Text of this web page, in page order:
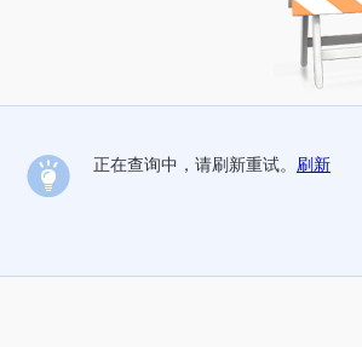
正在查询中，请刷新重试。 刷新